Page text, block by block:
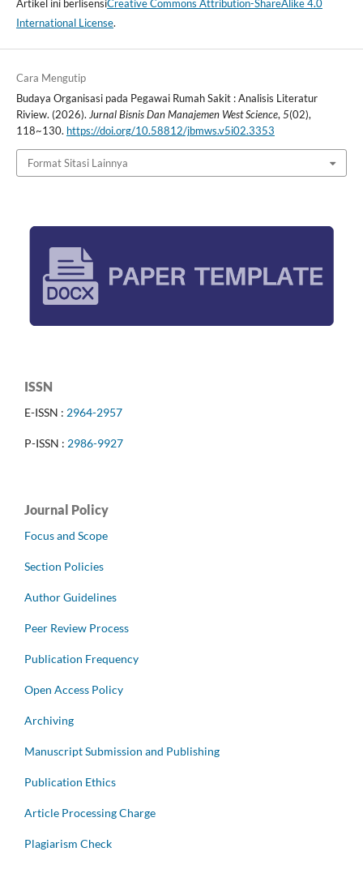
Artikel ini berlisensiCreative Commons Attribution-ShareAlike 4.0
International License.
Cara Mengutip
Budaya Organisasi pada Pegawai Rumah Sakit : Analisis Literatur
Riview. (2026). Jurnal Bisnis Dan Manajemen West Science, 5(02),
118~130. https://doi.org/10.58812/jbmws.v5i02.3353
Format Sitasi Lainnya
ISSN
E-ISSN : 2964-2957
P-ISSN : 2986-9927
Journal Policy
Focus and Scope
Section Policies
Author Guidelines
Peer Review Process
Publication Frequency
Open Access Policy
Archiving
Manuscript Submission and Publishing
Publication Ethics
Article Processing Charge
Plagiarism Check